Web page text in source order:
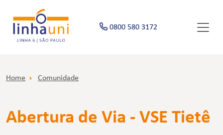
0800 580 3172
Home Comunidade
Abertura de Via - VSE Tietê